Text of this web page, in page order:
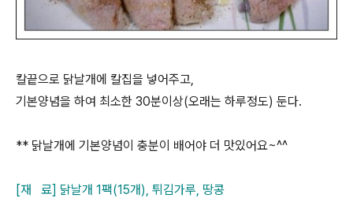
칼끝으로 닭날개에 칼집을 넣어주고,
기본양념을 하여 최소한 30분이상(오래는 하루정도) 둔다.
** 닭날개에 기본양념이 충분이 배어야 더 맛있어요~^^
[재 료] 닭날개 1팩(15개), 튀김가루, 땅콩